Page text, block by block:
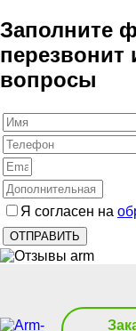
Заполните
перезвонит
вопросы
Я согласен на